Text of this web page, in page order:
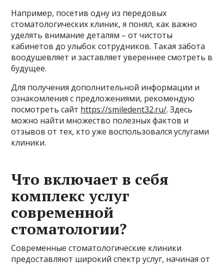
Например, посетив одну из передовых
стоматологических клиник, я понял, как важно
уделять внимание деталям – от чистоты
кабинетов до улыбок сотрудников. Такая забота
воодушевляет и заставляет увереннее смотреть в
будущее.
Для получения дополнительной информации и
ознакомления с предложениями, рекомендую
посмотреть сайт https://smiledent32.ru/. Здесь
можно найти множество полезных фактов и
отзывов от тех, кто уже воспользовался услугами
клиники.
Что включает в себя
комплекс услуг
современной
стоматологии?
Современные стоматологические клиники
предоставляют широкий спектр услуг, начиная от